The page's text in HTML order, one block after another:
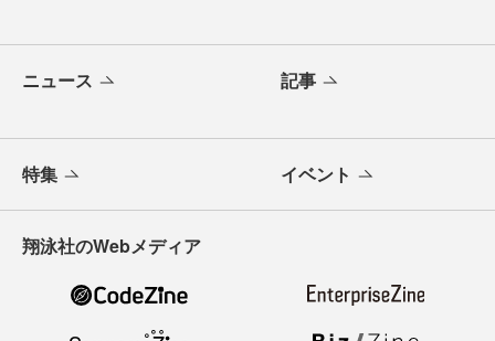
ニュース 記事
特集 イベント
翔泳社のWebメディア